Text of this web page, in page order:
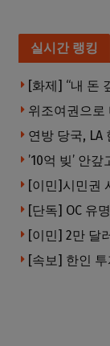
실시간 랭킹